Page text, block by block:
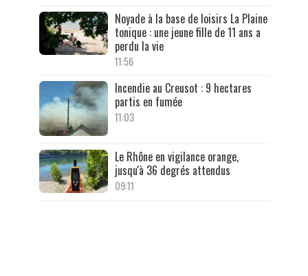
Noyade à la base de loisirs La Plaine
tonique : une jeune fille de 11 ans a
perdu la vie
11:56
Incendie au Creusot : 9 hectares
partis en fumée
11:03
Le Rhône en vigilance orange,
jusqu'à 36 degrés attendus
09:11